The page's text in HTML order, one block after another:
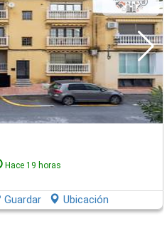
Hace 19 horas
Guardar Ubicación